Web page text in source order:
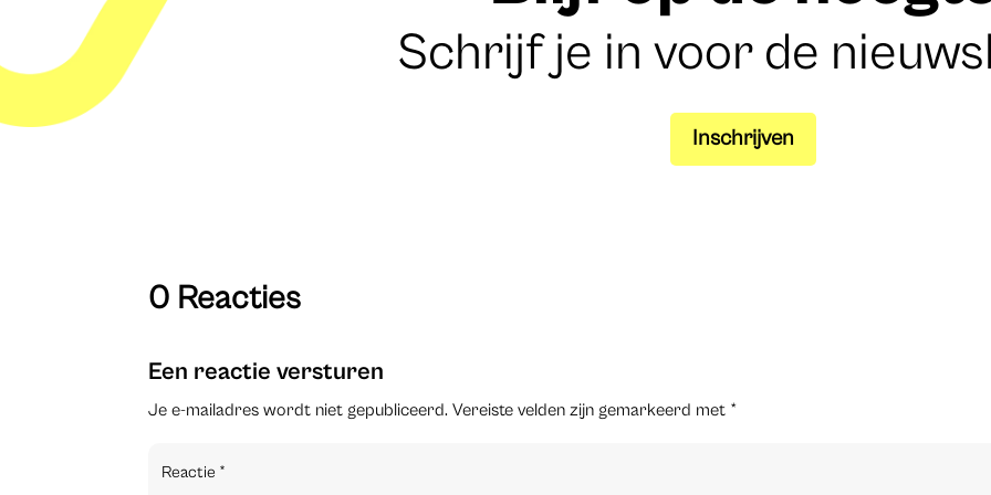
Schrijf je in voor de
Inschrijven
0 Reacties
Een reactie versturen
Je e-mailadres wordt niet gepubliceerd. Vereiste velden zijn gemarkeerd met *